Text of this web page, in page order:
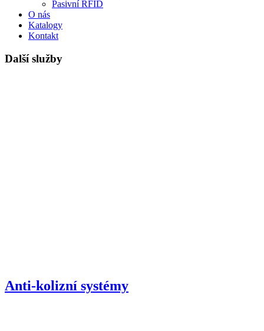
Pasivní RFID
O nás
Katalogy
Kontakt
Další služby
Anti-kolizní systémy